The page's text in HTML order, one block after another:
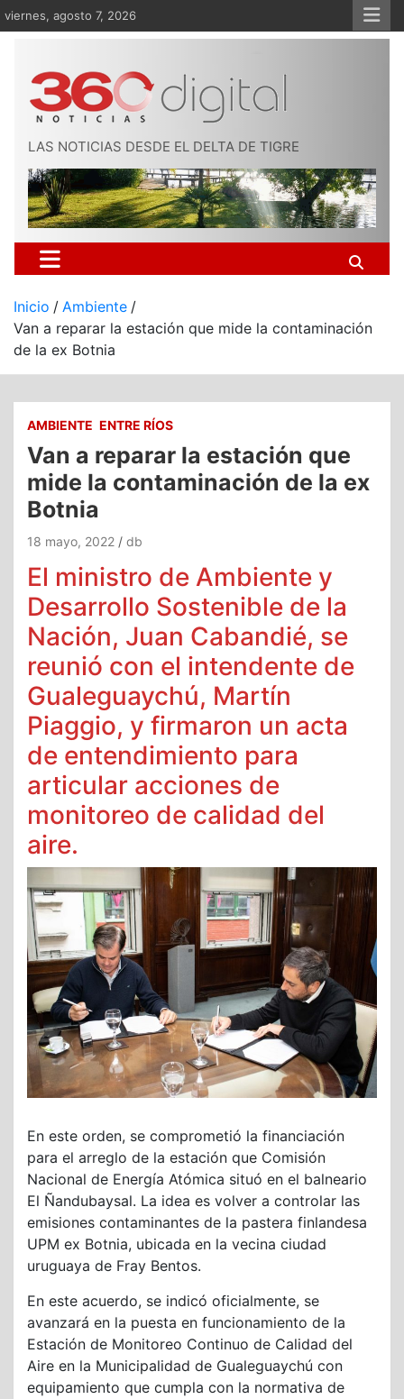
Saltar
al
viernes, agosto 7, 2026
LAS NOTICIAS DESDE EL DELTA DE TIGRE
Inicio
Ambiente
Van a reparar la estación que mide la contaminación
de la ex Botnia
AMBIENTE ENTRE RÍOS
Van a reparar la estación que
mide la contaminación de la ex
Botnia
18 mayo, 2022 db
El ministro de Ambiente y
Desarrollo Sostenible de la
Nación, Juan Cabandié, se
reunió con el intendente de
Gualeguaychú, Martín
Piaggio, y firmaron un acta
de entendimiento para
articular acciones de
monitoreo de calidad del
aire.
En este orden, se comprometió la financiación
para el arreglo de la estación que Comisión
Nacional de Energía Atómica situó en el balneario
El Ñandubaysal. La idea es volver a controlar las
emisiones contaminantes de la pastera finlandesa
UPM ex Botnia, ubicada en la vecina ciudad
uruguaya de Fray Bentos.
En este acuerdo, se indicó oficialmente, se
avanzará en la puesta en funcionamiento de la
Estación de Monitoreo Continuo de Calidad del
Aire en la Municipalidad de Gualeguaychú con
equipamiento que cumpla con la normativa de